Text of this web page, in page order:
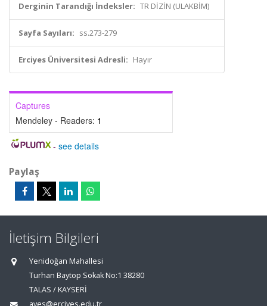
Derginin Tarandığı İndeksler: TR DİZİN (ULAKBİM)
Sayfa Sayıları: ss.273-279
Erciyes Üniversitesi Adresli: Hayır
Captures
Mendeley - Readers: 1
- see details
Paylaş
İletişim Bilgileri
Yenidoğan Mahallesi
Turhan Baytop Sokak No:1 38280
TALAS / KAYSERİ
aves@erciyes.edu.tr